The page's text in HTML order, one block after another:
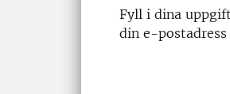
Fyll i dina
din e-